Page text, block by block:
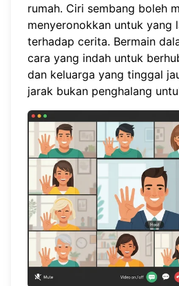
rumah. Ciri sembang boleh
menyeronokkan untuk yang
terhadap cerita. Bermain
cara yang indah untuk
dan keluarga yang tinggal
jarak bukan penghalang